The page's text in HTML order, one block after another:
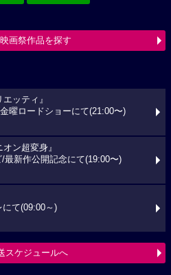
画祭作品を探す
ッティ』
曜ロードショーにて(21:00〜)
オン超変身』
最新作公開記念にて(19:00〜)
て(09:00～)
スケジュールへ